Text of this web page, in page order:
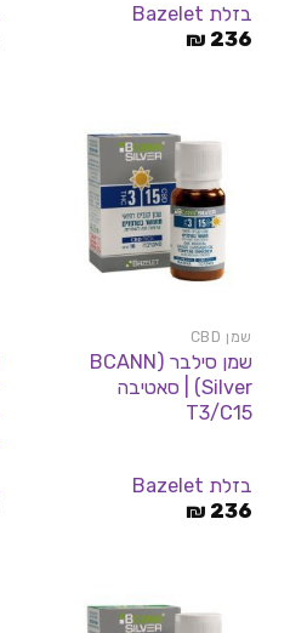
בזלת Bazelet
236
₪
שמן CBD
שמן סילבר (BCANN
Silver) | סאטיבה
T3/C15
בזלת Bazelet
236
₪